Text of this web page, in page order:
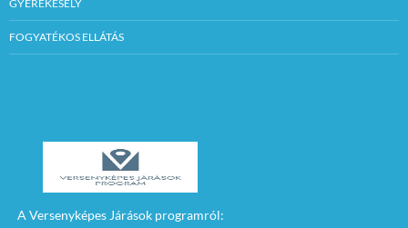
GYEREKESÉLY
FOGYATÉKOS ELLÁTÁS
A Versenyképes Járások programról: